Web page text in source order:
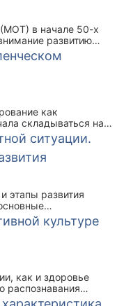
в начале 50-х
развитию
и
консультирования в
программы
как
складываться на
Я. Лейнанн, Т.
Р. Юксвярав, В.
А.П.
С.В. Хайниш, В.С.
просто
как
Их исследования
выделяет виды
по способам
так и слабые
ситуации.
этапы развития
включает в себя
конфликт и
шестью
процессов и
связями и
культуре
как и здоровье
распознавания
возможности